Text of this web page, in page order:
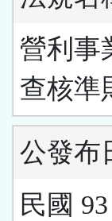
營利事
查核準
公發布
民國